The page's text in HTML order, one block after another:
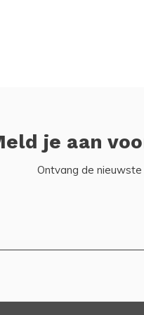
je aan
Ontvang de